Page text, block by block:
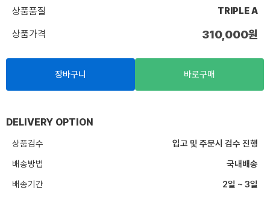
상품품질 TRIPLE A
상품가격 310,000원
장바구니 바로구매
DELIVERY OPTION
상품검수
입고 및 주문시 검수 진행
배송방법
국내배송
배송기간
2일 ~ 3일